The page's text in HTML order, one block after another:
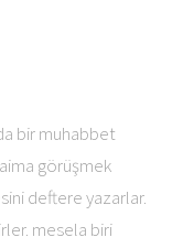
bir muhabbet
görüşmek
deftere yazarlar.
mesela biri